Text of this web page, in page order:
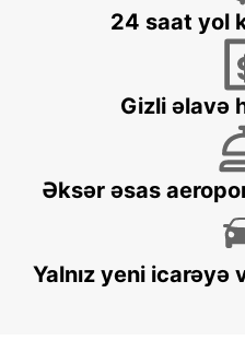
DRAGUIGNAN -IKC-
DRAGUIGNAN - FRANCE
MARSEILLE
MARSEILLE - FRANCE
24 saat yol
Gizli əlavə
Əksər əsas
Yalnız yeni